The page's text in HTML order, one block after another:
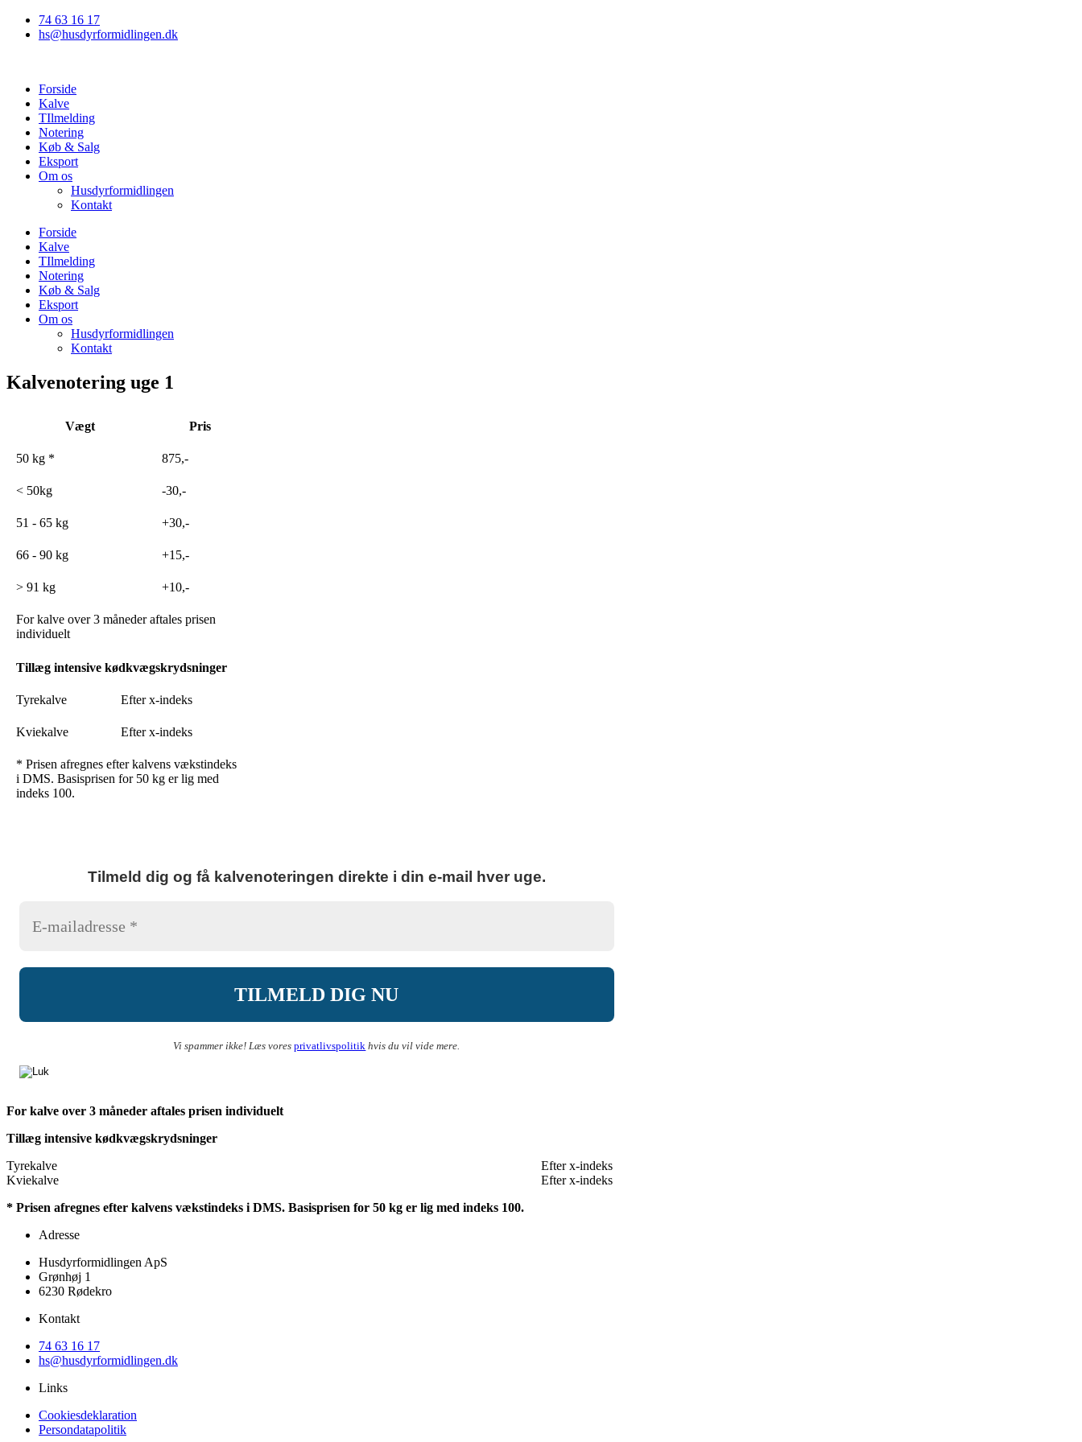
Videre 74 63 16 17
hs@husdyrformidlingen.dk
Forside
Kalve
TIlmelding
Notering
Køb & Salg
Eksport
Om os
Husdyrformidlingen
Kontakt
Forside
Kalve
TIlmelding
Notering
Køb & Salg
Eksport
Om os
Husdyrformidlingen
Kontakt
Kalvenotering uge 1
Vægt Pris
50 kg * 875,-
< 50kg -30,-
51 - 65 kg +30,-
66 - 90 kg +15,-
> 91 kg +10,-
For kalve over 3 måneder aftales prisen
individuelt
Tillæg intensive kødkvægskrydsninger
Tyrekalve Efter x-indeks
Kviekalve Efter x-indeks
* Prisen afregnes efter kalvens vækstindeks
i DMS. Basisprisen for 50 kg er lig med
indeks 100.
Tilmeld dig og få kalvenoteringen direkte i din e-mail hver uge.
Vi spammer ikke! Læs voresprivatlivspolitik hvis du vil vide mere.
For kalve over 3 måneder aftales prisen individuelt
Tillæg intensive kødkvægskrydsninger
Tyrekalve
Efter x-indeks
Kviekalve
Efter x-indeks
* Prisen afregnes efter kalvens vækstindeks i DMS. Basisprisen for 50 kg er lig med indeks 100.
Adresse
Husdyrformidlingen ApS
Grønhøj 1
6230 Rødekro
Kontakt
74 63 16 17
hs@husdyrformidlingen.dk
Links
Cookiesdeklaration
Persondatapolitik